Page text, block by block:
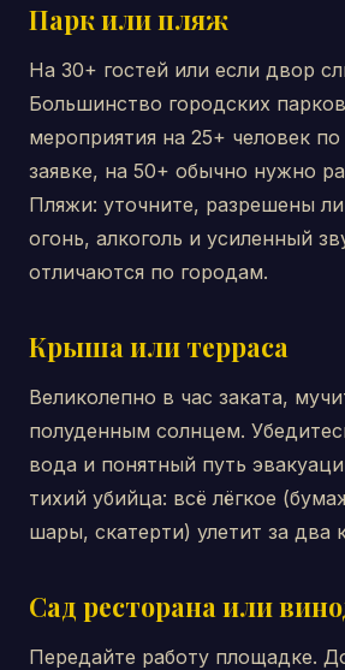
Парк или пляж
На 30+ гостей или если двор
Большинство городских
мероприятия на 25+ человек по
заявке, на 50+ обычно нужно
Пляжи: уточните, разрешены
огонь, алкоголь и усиленный
отличаются по городам.
Крыша или терраса
Великолепно в час заката,
полуденным солнцем.
вода и понятный путь
тихий убийца: всё лёгкое
шары, скатерти) улетит за два
Сад ресторана или
Передайте работу площадке.